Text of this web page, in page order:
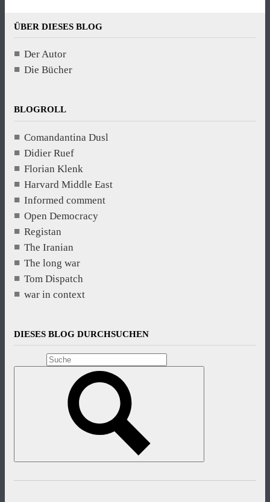
ÜBER DIESES BLOG
Der Autor
Die Bücher
BLOGROLL
Comandantina Dusl
Didier Ruef
Florian Klenk
Harvard Middle East
Informed comment
Open Democracy
Registan
The Iranian
The long war
Tom Dispatch
war in context
DIESES BLOG DURCHSUCHEN